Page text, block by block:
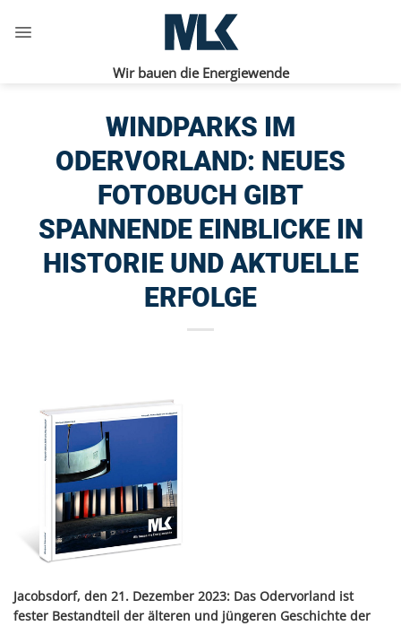
Inhalt
Wir bauen die Energiewende
WINDPARKS IM
ODERVORLAND: NEUES
FOTOBUCH GIBT
SPANNENDE EINBLICKE IN
HISTORIE UND AKTUELLE
ERFOLGE
Jacobsdorf, den 21. Dezember 2023: Das Odervorland ist
fester Bestandteil der älteren und jüngeren Geschichte der